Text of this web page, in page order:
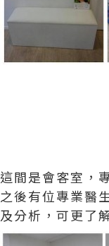
這間是會客室，
之後有位專業醫
及分析，可更了